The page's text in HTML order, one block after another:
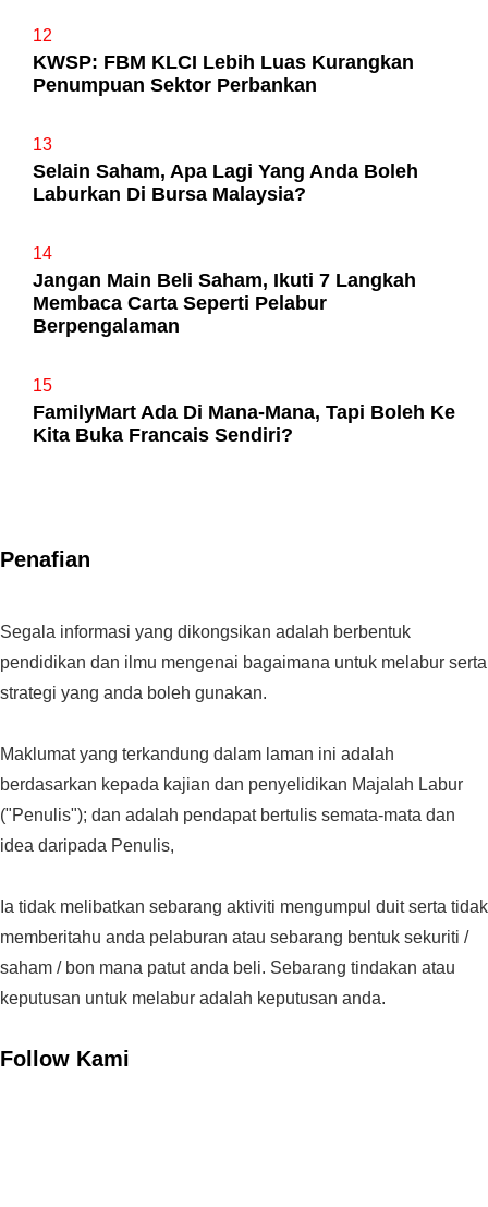
12
KWSP: FBM KLCI Lebih Luas Kurangkan
Penumpuan Sektor Perbankan
13
Selain Saham, Apa Lagi Yang Anda Boleh
Laburkan Di Bursa Malaysia?
14
Jangan Main Beli Saham, Ikuti 7 Langkah
Membaca Carta Seperti Pelabur
Berpengalaman
15
FamilyMart Ada Di Mana-Mana, Tapi Boleh Ke
Kita Buka Francais Sendiri?
Penafian
Segala informasi yang dikongsikan adalah berbentuk
pendidikan dan ilmu mengenai bagaimana untuk melabur serta
strategi yang anda boleh gunakan.
Maklumat yang terkandung dalam laman ini adalah
berdasarkan kepada kajian dan penyelidikan Majalah Labur
("Penulis"); dan adalah pendapat bertulis semata-mata dan
idea daripada Penulis,
Ia tidak melibatkan sebarang aktiviti mengumpul duit serta tidak
memberitahu anda pelaburan atau sebarang bentuk sekuriti /
saham / bon mana patut anda beli. Sebarang tindakan atau
keputusan untuk melabur adalah keputusan anda.
Follow Kami